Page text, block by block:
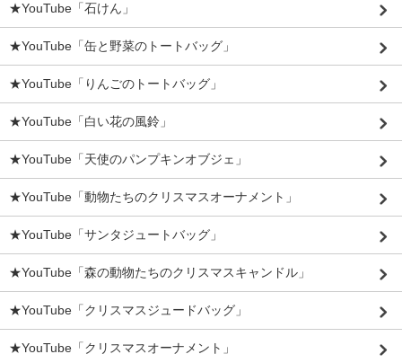
★YouTube「石けん」
★YouTube「缶と野菜のトートバッグ」
★YouTube「りんごのトートバッグ」
★YouTube「白い花の風鈴」
★YouTube「天使のパンプキンオブジェ」
★YouTube「動物たちのクリスマスオーナメント」
★YouTube「サンタジュートバッグ」
★YouTube「森の動物たちのクリスマスキャンドル」
★YouTube「クリスマスジュードバッグ」
★YouTube「クリスマスオーナメント」